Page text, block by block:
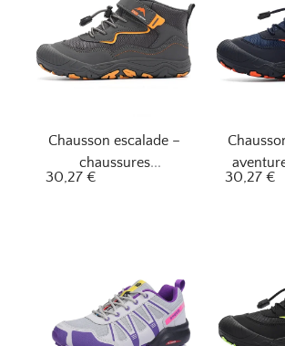
Chausson escalade –
chaussures
aventureux
30,27 €
30,27 €